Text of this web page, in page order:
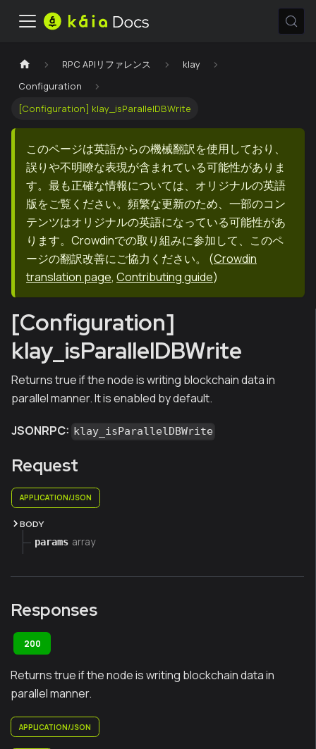
RPC APIリファレンス
klay
Configuration
[Configuration] klay_isParallelDBWrite
このページは英語からの機械翻訳を使用しており、
誤りや不明瞭な表現が含まれている可能性がありま
す。最も正確な情報については、オリジナルの英語
版をご覧ください。頻繁な更新のため、一部のコン
テンツはオリジナルの英語になっている可能性があ
ります。Crowdinでの取り組みに参加して、このペ
ージの翻訳改善にご協力ください。
(Crowdin
translation page, Contributing guide)
[Configuration]
klay_isParallelDBWrite
Returns true if the node is writing blockchain data in
parallel manner. It is enabled by default.
JSONRPC: klay_isParallelDBWrite
Request
APPLICATION/JSON
BODY
params array
Responses
200
Returns true if the node is writing blockchain data in
parallel manner.
APPLICATION/JSON